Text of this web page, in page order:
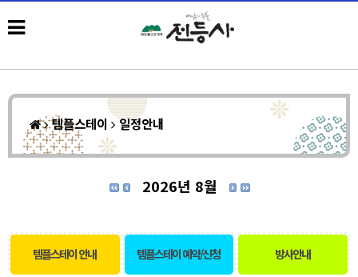
템플스테이 일정안내
2026년 8월
템플스테이 안내 템플스테이 예약/신청 방사안내